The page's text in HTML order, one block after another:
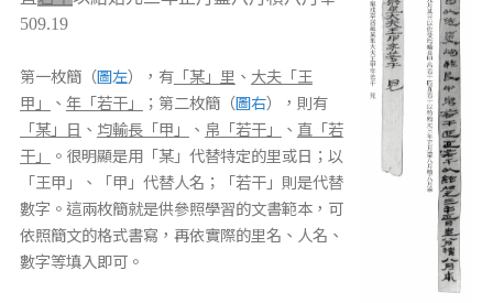
509.19
第一枚簡（圖左），有「某」里 、 大夫「王
甲」
、 年「若干」 ；第二枚簡（圖右），則有
「某」日 、 均輸長「甲」 、 帛「若干」 、 直「若
干」
。很明顯是用「某」代替特定的里或日；以
「王甲」、「甲」代替人名；「若干」則是代替
數字。這兩枚簡就是供參照學習的文書範本，可
依照簡文的格式書寫，再依實際的里名、人名、
數字等填入即可。